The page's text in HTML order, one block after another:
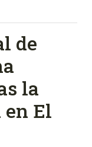
de
la
El